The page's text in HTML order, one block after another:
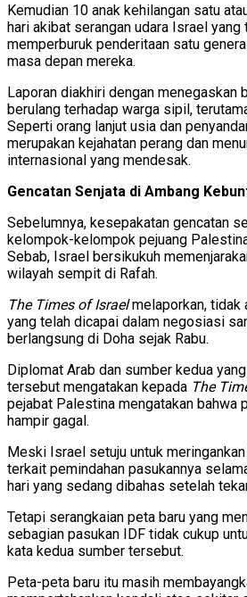
Kemudian 10 anak kehilangan satu
hari akibat serangan udara Israel
memperburuk penderitaan satu
masa depan mereka.
Laporan diakhiri dengan menegaskan
berulang terhadap warga sipil,
Seperti orang lanjut usia dan
merupakan kejahatan perang dan
internasional yang mendesak.
Gencatan Senjata di Ambang
Sebelumnya, kesepakatan gencatan
kelompok-kelompok pejuang
Sebab, Israel bersikukuh
wilayah sempit di Rafah.
The Times of Israelmelaporkan, tidak
yang telah dicapai dalam negosiasi
berlangsung di Doha sejak Rabu.
Diplomat Arab dan sumber kedua
tersebut mengatakan kepada The
pejabat Palestina mengatakan bahwa
hampir gagal.
Meski Israel setuju untuk
terkait pemindahan pasukannya
hari yang sedang dibahas setelah
Tetapi serangkaian peta baru yang
sebagian pasukan IDF tidak cukup
kata kedua sumber tersebut.
Peta-peta baru itu masih